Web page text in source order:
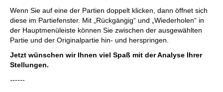
Wenn Sie auf eine der Partien doppelt klicken, dann öffnet sich
diese im Partiefenster. Mit „Rückgängig“ und „Wiederholen“ in
der Hauptmenüleiste können Sie zwischen der ausgewählten
Partie und der Originalpartie hin- und herspringen.
Jetzt wünschen wir Ihnen viel Spaß mit der Analyse Ihrer
Stellungen.
------